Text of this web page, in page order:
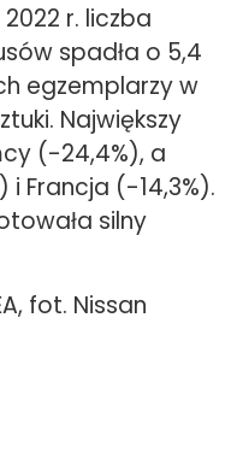
r. liczba
spadła o 5,4
egzemplarzy w
Największy
(-24,4%), a
i Francja (-14,3%).
silny
fot. Nissan